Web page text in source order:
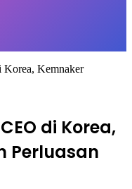
Korea, Kemnaker
di Korea,
Perluasan